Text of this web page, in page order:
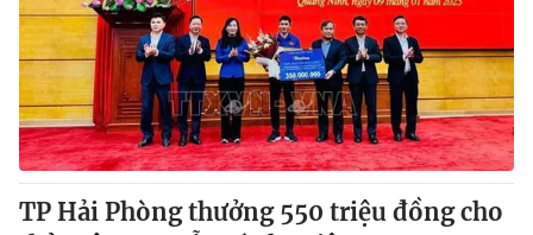
TP Hải Phòng thưởng 550 triệu đồng cho